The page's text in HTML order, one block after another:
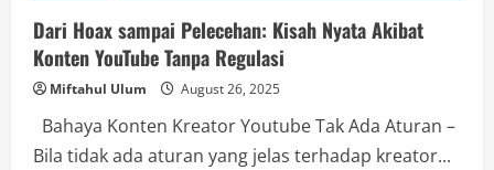
Dari Hoax sampai Pelecehan: Kisah Nyata Akibat
Konten YouTube Tanpa Regulasi
Miftahul Ulum August 26, 2025
Bahaya Konten Kreator Youtube Tak Ada Aturan –
Bila tidak ada aturan yang jelas terhadap kreator...